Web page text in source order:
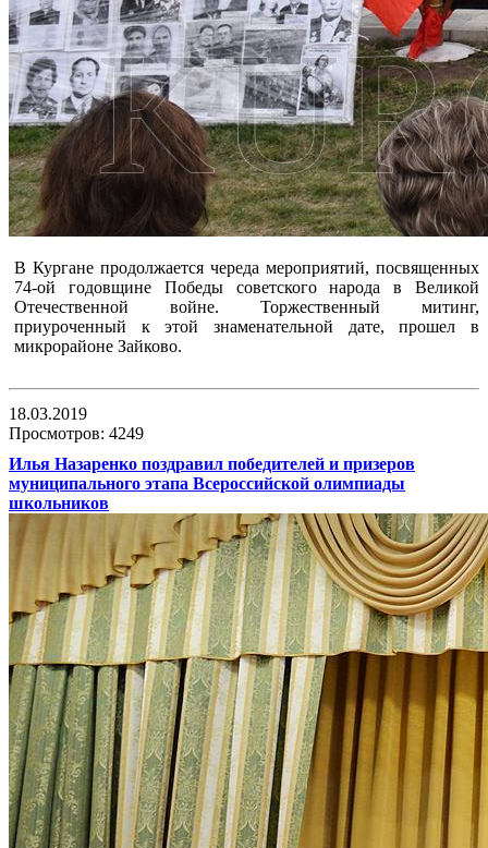
В Кургане продолжается череда мероприятий, посвященных
74-ой годовщине Победы советского народа в Великой
Отечественной войне. Торжественный митинг,
приуроченный к этой знаменательной дате, прошел в
микрорайоне Зайково.
18.03.2019
Просмотров: 4249
Илья Назаренко поздравил победителей и призеров
муниципального этапа Всероссийской олимпиады
школьников